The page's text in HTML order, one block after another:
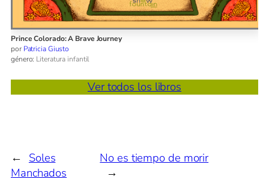
¡Eso es extraño! That’s Weird!
por Pilar Vélez
género: Literatura infantil
Ver todos los libros
← Soles
Manchados
No es tiempo de morir
→